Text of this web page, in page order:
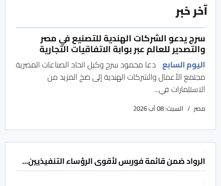
آخر خبر
سرج يدعو الشركات الهندية للتصنيع في مصر
والتصدير للعالم عبر بوابة الاتفاقيات التجارية
اليوم السابع دعا محمود سرج وكيل اتحاد الصناعات المصرية
مجتمع الأعمال والشركات الهندية إلى ضخ المزيد من
الاستثمارات في...
مصر السبت: 08 آب 2026
الرواد ضمن قائمة فوربس لأقوى الرؤساء التنفيذيين...